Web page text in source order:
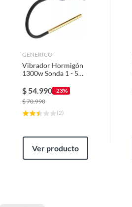
Ancho
GENERICO
Vibrador Hormigón
1300w Sonda 1 - 5
Profesional
$54.990 -23%
$70.990
(2)
Ver producto